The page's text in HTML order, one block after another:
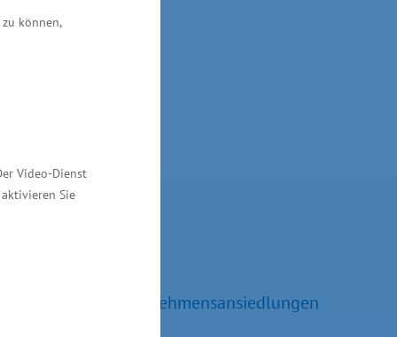
können,
Video-Dienst
Sie
mv.de
Referatsleiter Unternehmensansiedlungen